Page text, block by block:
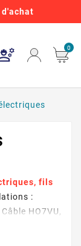
0
fils
:
HO7VU,
aux